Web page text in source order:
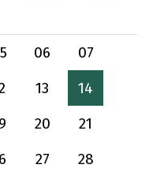
06
07
13
14
20
21
27 28